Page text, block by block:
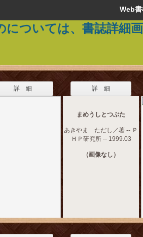
Web
ついては、書誌詳細
詳 細 詳 細
まめうしとつぶた
あきやま ただし／著 -- Ｐ
ＨＰ研究所 -- 1999.03
（画像なし）